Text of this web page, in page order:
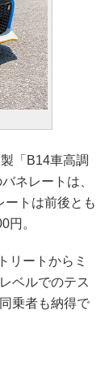
「B14車高調
ネレートは、
ートは前後とも
円。
リートからミ
ベルでのテス
乗者も納得で